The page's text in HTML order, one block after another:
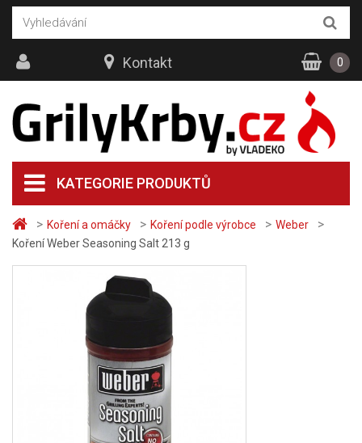
> Koření a omáčky > Koření podle výrobce > Weber >
Koření Weber Seasoning Salt 213 g
KATEGORIE PRODUKTŮ
Kontakt 0